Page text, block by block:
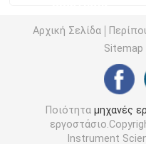
Εξοπλισμός
Πλαστικός
συσκευάζοντας
Αρχική Σελίδα
Sitemap
Ποιότηταμηχανές
Instrument